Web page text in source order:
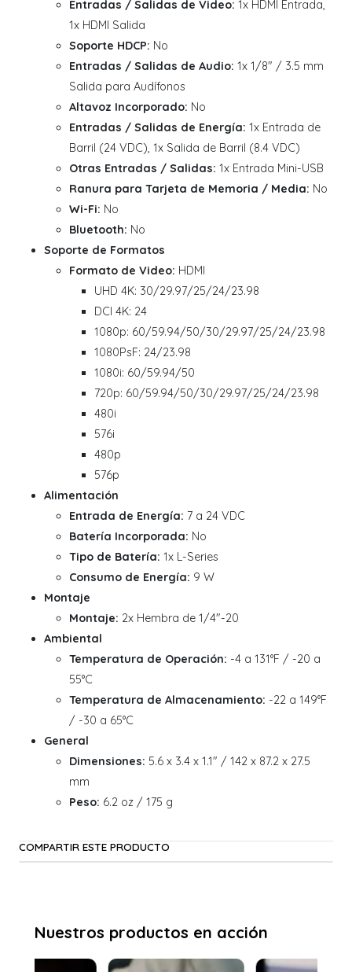
Entradas / Salidas de Video: 1x HDMI Entrada,
1x HDMI Salida
Soporte HDCP: No
Entradas / Salidas de Audio: 1x 1/8" / 3.5 mm
Salida para Audífonos
Altavoz Incorporado: No
Entradas / Salidas de Energía: 1x Entrada de
Barril (24 VDC), 1x Salida de Barril (8.4 VDC)
Otras Entradas / Salidas: 1x Entrada Mini-USB
Ranura para Tarjeta de Memoria / Media: No
Wi-Fi: No
Bluetooth: No
Soporte de Formatos
Formato de Video: HDMI
UHD 4K: 30/29.97/25/24/23.98
DCI 4K: 24
1080p: 60/59.94/50/30/29.97/25/24/23.98
1080PsF: 24/23.98
1080i: 60/59.94/50
720p: 60/59.94/50/30/29.97/25/24/23.98
480i
576i
480p
576p
Alimentación
Entrada de Energía: 7 a 24 VDC
Batería Incorporada: No
Tipo de Batería: 1x L-Series
Consumo de Energía: 9 W
Montaje
Montaje: 2x Hembra de 1/4"-20
Ambiental
Temperatura de Operación: -4 a 131°F / -20 a
55°C
Temperatura de Almacenamiento: -22 a 149°F
/ -30 a 65°C
General
Dimensiones: 5.6 x 3.4 x 1.1" / 142 x 87.2 x 27.5
mm
Peso: 6.2 oz / 175 g
COMPARTIR ESTE PRODUCTO